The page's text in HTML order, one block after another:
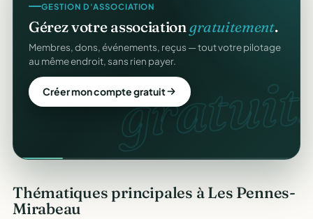
gratuit.
GESTION D'ASSOCIATION
Gérez votre associationgratuitement.
Membres, dons, événements, reçus — tout votre pilotage
au même endroit, sans rien payer.
Créer mon compte gratuit
Thématiques principales à Les Pennes-
Mirabeau